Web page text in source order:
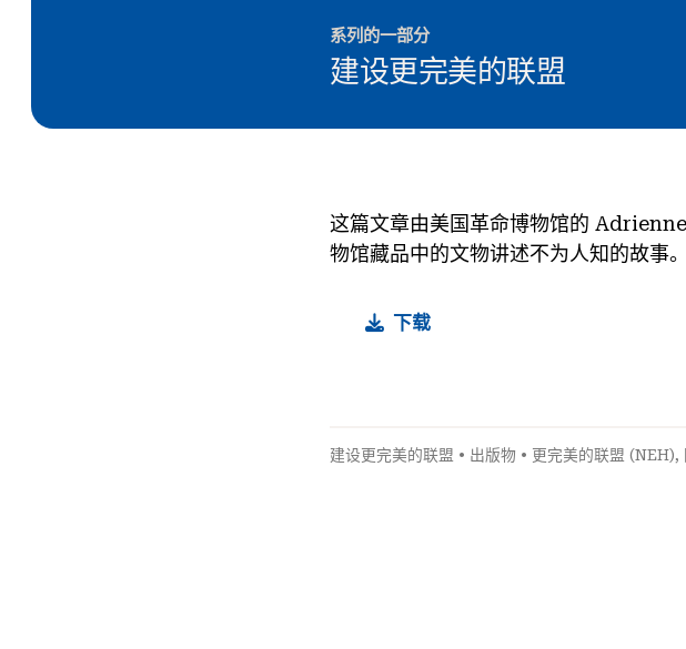
系列的一部分
建设更完美的联盟
这篇文章由美国革命博物馆的
物馆藏品中的文物讲述不为人知的故事。
下载
建设更完美的联盟 • 出版物 • 更完美的联盟 (NEH),